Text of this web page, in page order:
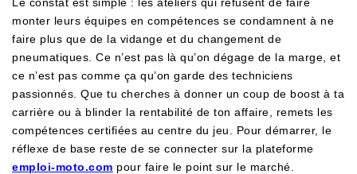
monter leurs équipes en compétences se condamnent à ne
faire plus que de la vidange et du changement de
pneumatiques. Ce n’est pas là qu’on dégage de la marge, et
ce n’est pas comme ça qu’on garde des techniciens
passionnés. Que tu cherches à donner un coup de boost à ta
carrière ou à blinder la rentabilité de ton affaire, remets les
compétences certifiées au centre du jeu. Pour démarrer, le
réflexe de base reste de se connecter sur la plateforme
emploi-moto.com pour faire le point sur le marché.